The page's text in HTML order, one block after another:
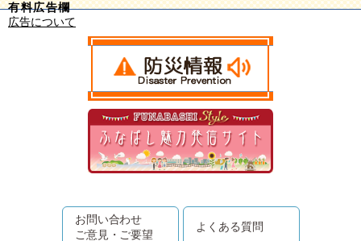
有料広告欄
広告について
お問い合わせ
ご意見・ご要望
よくある質問